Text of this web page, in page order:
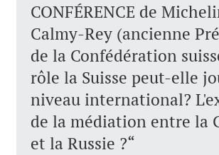
CONFÉRENCE de
Calmy-Rey (ancienne
de la Confédération
rôle la Suisse peut-elle
niveau international?
de la médiation entre la
et la Russie ?“